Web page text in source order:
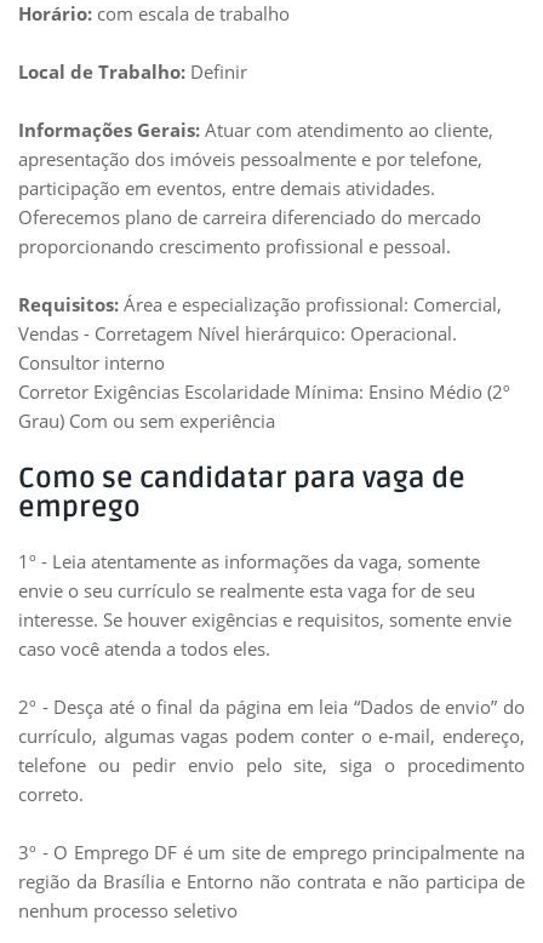
Horário: com escala de trabalho
Local de Trabalho: Definir
Informações Gerais: Atuar com atendimento ao cliente,
apresentação dos imóveis pessoalmente e por telefone,
participação em eventos, entre demais atividades.
Oferecemos plano de carreira diferenciado do mercado
proporcionando crescimento profissional e pessoal.
Requisitos: Área e especialização profissional: Comercial,
Vendas - Corretagem Nível hierárquico: Operacional.
Consultor interno
Corretor Exigências Escolaridade Mínima: Ensino Médio (2º
Grau) Com ou sem experiência
Como se candidatar para vaga de
emprego
1º - Leia atentamente as informações da vaga, somente
envie o seu currículo se realmente esta vaga for de seu
interesse. Se houver exigências e requisitos, somente envie
caso você atenda a todos eles.
2º - Desça até o final da página em leia “Dados de envio” do
currículo, algumas vagas podem conter o e-mail, endereço,
telefone ou pedir envio pelo site, siga o procedimento
correto.
3º - O Emprego DF é um site de emprego principalmente na
região da Brasília e Entorno não contrata e não participa de
nenhum processo seletivo